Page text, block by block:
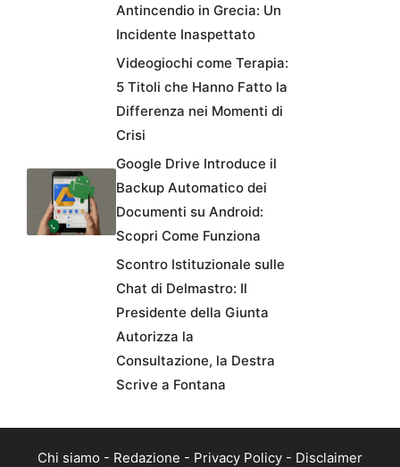
Antincendio in Grecia: Un
Incidente Inaspettato
Videogiochi come Terapia:
5 Titoli che Hanno Fatto la
Differenza nei Momenti di
Crisi
Google Drive Introduce il
Backup Automatico dei
Documenti su Android:
Scopri Come Funziona
Scontro Istituzionale sulle
Chat di Delmastro: Il
Presidente della Giunta
Autorizza la
Consultazione, la Destra
Scrive a Fontana
Chi siamo - Redazione - Privacy Policy - Disclaimer